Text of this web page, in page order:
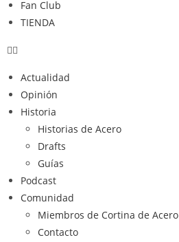
Fan Club
TIENDA
Actualidad
Opinión
Historia
Historias de Acero
Drafts
Guías
Podcast
Comunidad
Miembros de Cortina de Acero
Contacto